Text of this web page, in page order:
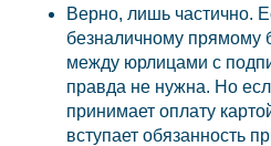
Верно, лишь частично.
безналичному прямому
между юрлицами с
правда не нужна. Но
принимает оплату
вступает обязанность